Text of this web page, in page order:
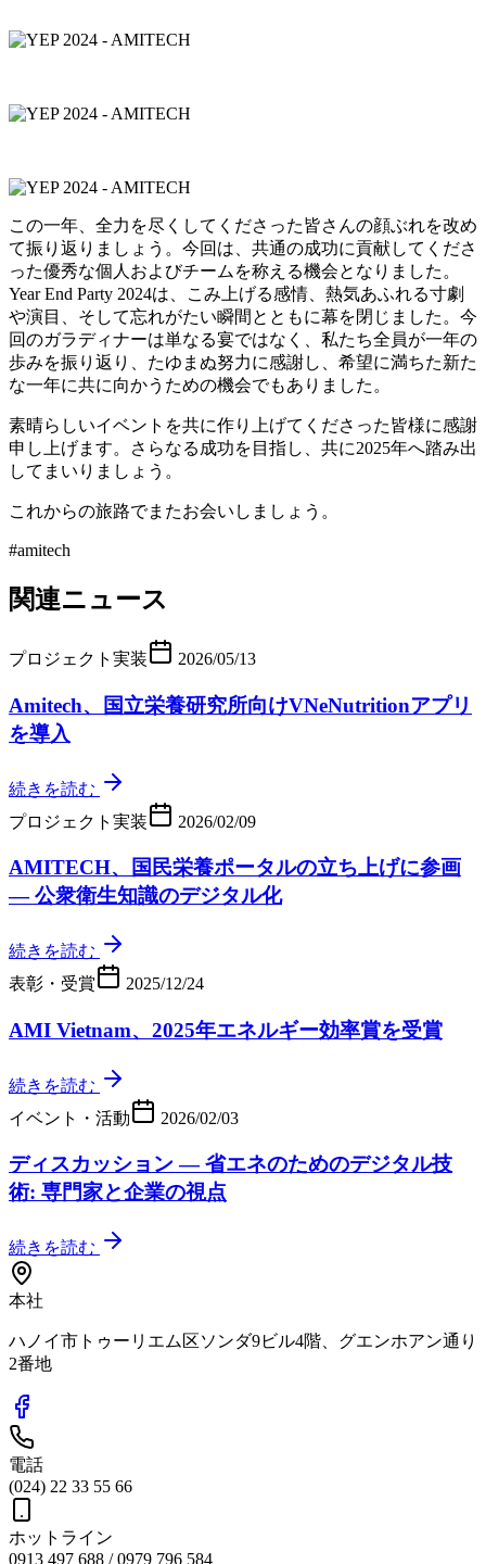
この一年、全力を尽くしてくださった皆さんの顔ぶれを改め
て振り返りましょう。今回は、共通の成功に貢献してくださ
った優秀な個人およびチームを称える機会となりました。
Year End Party 2024は、こみ上げる感情、熱気あふれる寸劇
や演目、そして忘れがたい瞬間とともに幕を閉じました。今
回のガラディナーは単なる宴ではなく、私たち全員が一年の
歩みを振り返り、たゆまぬ努力に感謝し、希望に満ちた新た
な一年に共に向かうための機会でもありました。
素晴らしいイベントを共に作り上げてくださった皆様に感謝
申し上げます。さらなる成功を目指し、共に2025年へ踏み出
してまいりましょう。
これからの旅路でまたお会いしましょう。
#amitech
関連ニュース
プロジェクト実装 2026/05/13
Amitech、国立栄養研究所向けVNeNutritionアプリ
を導入
続きを読む
プロジェクト実装
2026/02/09
AMITECH、国民栄養ポータルの立ち上げに参画
— 公衆衛生知識のデジタル化
続きを読む
表彰・受賞
2025/12/24
AMI Vietnam、2025年エネルギー効率賞を受賞
続きを読む
イベント・活動
2026/02/03
ディスカッション — 省エネのためのデジタル技
術: 専門家と企業の視点
続きを読む
本社
ハノイ市トゥーリエム区ソンダ9ビル4階、グエンホアン通り
2番地
電話
(024) 22 33 55 66
ホットライン
0913 497 688 / 0979 796 584